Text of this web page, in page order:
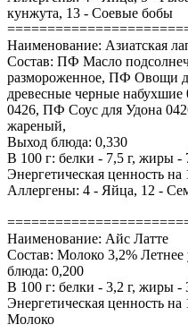
кунжута, 13 - Соевые бобы
Наименование: Азиатская
Состав: ПФ Масло
размороженное, ПФ Овощи
древесные черные
0426, ПФ Соус для Удона
жареный,
Выход блюда: 0,330
В 100 г: белки - 7,5 г, жиры -
Энергетическая ценность на
Аллергены: 4 - Яйца, 12 -
Наименование: Айс Латте
Состав: Молоко 3,2%
блюда: 0,200
В 100 г: белки - 3,2 г, жиры -
Энергетическая ценность
Молоко